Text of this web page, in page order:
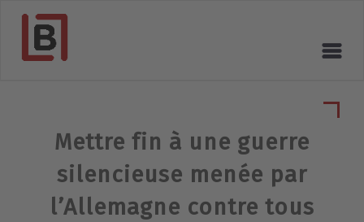
Mettre fin à une guerre
silencieuse menée par
l’Allemagne contre tous